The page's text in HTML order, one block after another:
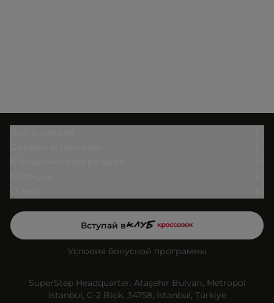
Вступай в
Условия бонусной программы
SuperStep Headquarter: Ataşehir Bulvarı, Metropol
İstanbul, C-2 Blok, 34758, İstanbul, Türkiye